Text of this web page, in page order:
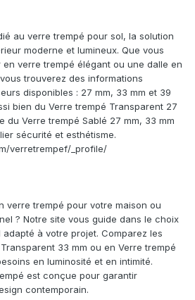
au verre trempé pour sol, la solution
moderne et lumineux. Que vous
verre trempé élégant ou une dalle en
trouverez des informations
disponibles : 27 mm, 33 mm et 39
bien du Verre trempé Transparent 27
du Verre trempé Sablé 27 mm, 33 mm
sécurité et esthétisme.
verretrempef/_profile/
verre trempé pour votre maison ou
? Notre site vous guide dans le choix
à votre projet. Comparez les
33 mm ou en Verre trempé
en luminosité et en intimité.
est conçue pour garantir
contemporain.